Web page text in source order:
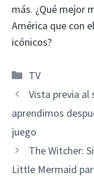
más. ¿Qué mejor
América que con
icónicos?
Categorías
TV
Vista previa al
aprendimos
juego
The Witcher:
Little Mermaid